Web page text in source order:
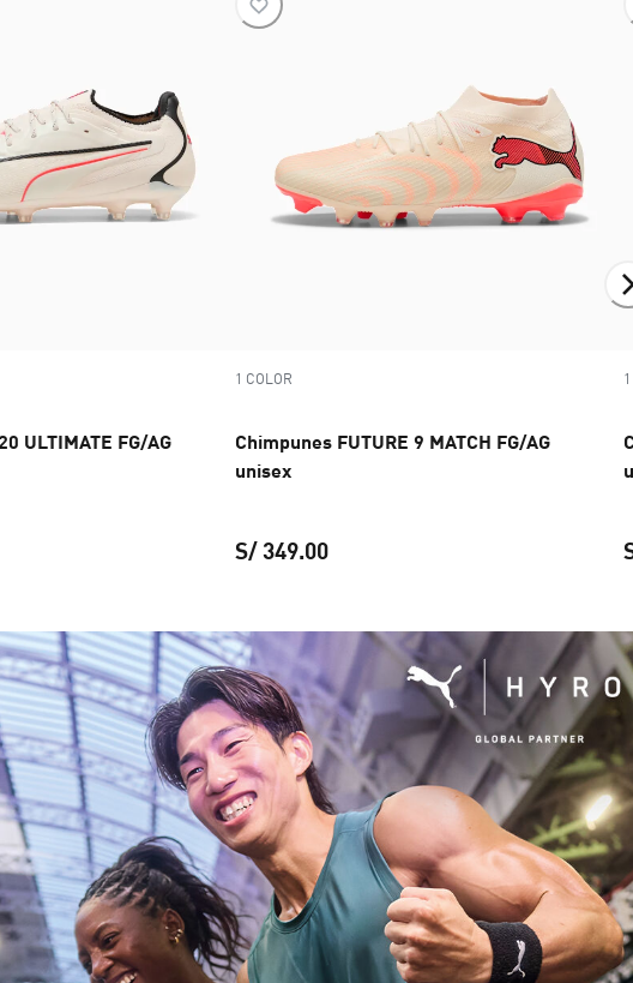
ULTIMATE FG/AG
1 COLOR
Chimpunes FUTURE 9 MATCH FG/AG
unisex
S/ 349.00